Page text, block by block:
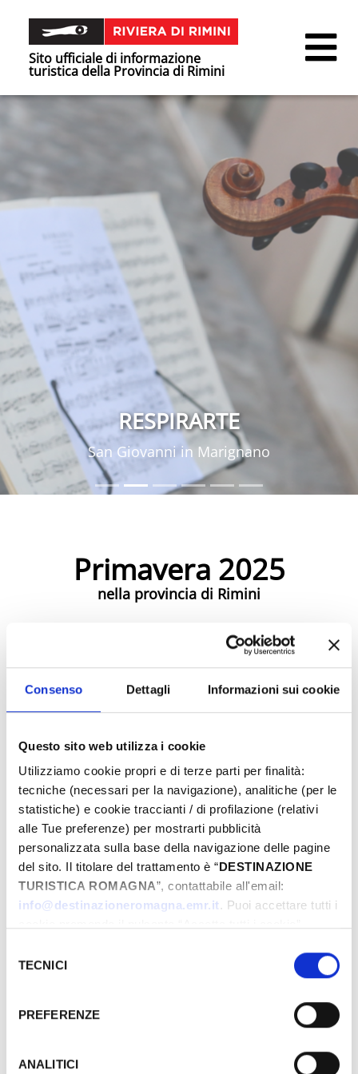
Consenso Dettagli Informazioni sui cookie
Questo sito web utilizza i cookie
Utilizziamo cookie propri e di terze parti per finalità:
tecniche (necessari per la navigazione), analitiche (per le
statistiche) e cookie traccianti / di profilazione (relativi
alle Tue preferenze) per mostrarti pubblicità
personalizzata sulla base della navigazione delle pagine
del sito. Il titolare del trattamento è “DESTINAZIONE
TURISTICA ROMAGNA”, contattabile all'email:
info@destinazioneromagna.emr.it. Puoi accettare tutti i
gestire le tue preferenze facendo clic su “Personalizza”.
Qualora acconsenti a tutti i cookie i Tuoi dati potranno
attualmente non fornisce garanzie idonee per il
l’implementazione di misure supplementari di sicurezza a
delTECNICI
PREFERENZE
ANALITICI
Sito ufficiale di informazione
turistica della Provincia di Rimini
RESPIRARTE
San Giovanni in Marignano
Primavera 2025
nella provincia di Rimini
Eventi di Primavera Riviera Rimini
Dal
A